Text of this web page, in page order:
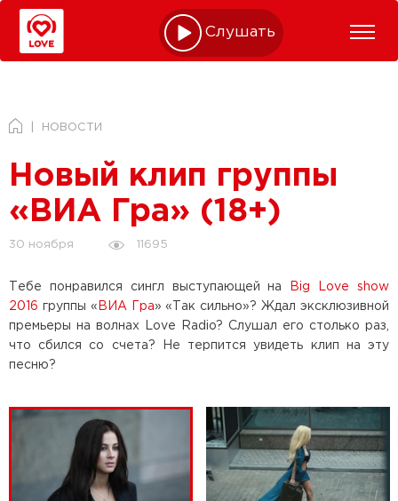
Слушать online
НОВОСТИ
Новый клип группы
«ВИА Гра» (18+)
30 ноября 11695
Тебе понравился сингл выступающей на
Big Love show
2016 группы « ВИА Гра» «Так сильно»? Ждал эксклюзивной
премьеры на волнах Love Radio? Слушал его столько раз,
что сбился со счета? Не терпится увидеть клип на эту
песню?